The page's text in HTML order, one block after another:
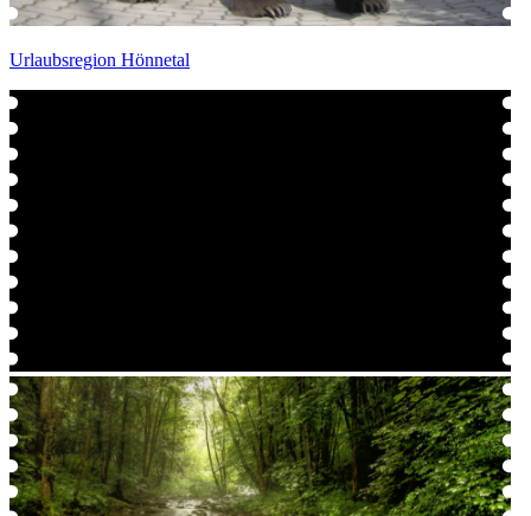
Urlaubsregion Hönnetal